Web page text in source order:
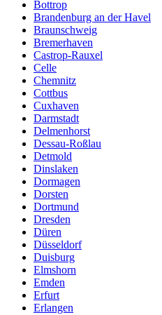
Bottrop
Brandenburg an der Havel
Braunschweig
Bremerhaven
Castrop-Rauxel
Celle
Chemnitz
Cottbus
Cuxhaven
Darmstadt
Delmenhorst
Dessau-Roßlau
Detmold
Dinslaken
Dormagen
Dorsten
Dortmund
Dresden
Düren
Düsseldorf
Duisburg
Elmshorn
Emden
Erfurt
Erlangen